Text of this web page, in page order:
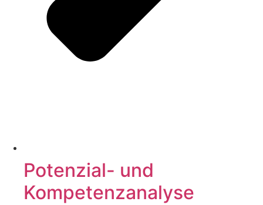
Potenzial- und
Kompetenzanalyse